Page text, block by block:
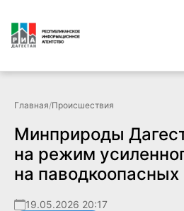
Главная/Происшествия
Минприроды
на режим
на паводкоопасных
19.05.2026 20:17